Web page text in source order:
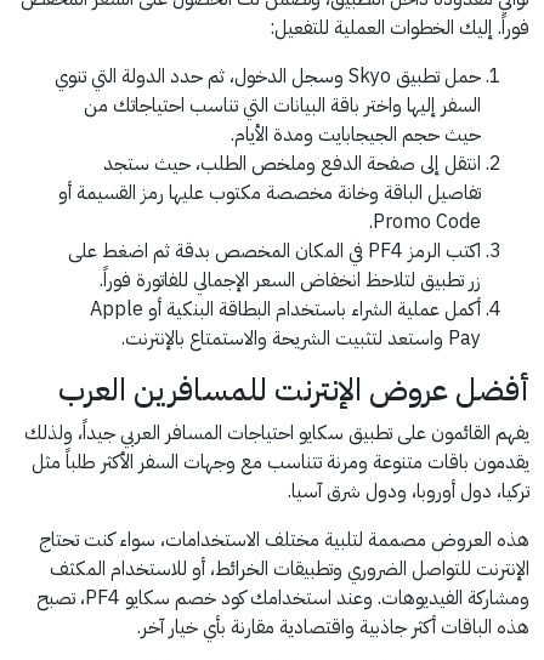
فوراً. إليك الخطوات العملية للتفعيل:
حمل تطبيق Skyo وسجل الدخول، ثم حدد الدولة التي تنوي
السفر إليها واختر باقة البيانات التي تناسب احتياجاتك من
حيث حجم الجيجابايت ومدة الأيام.
انتقل إلى صفحة الدفع وملخص الطلب، حيث ستجد
تفاصيل الباقة وخانة مخصصة مكتوب عليها رمز القسيمة أو
Promo Code.
اكتب الرمز PF4 في المكان المخصص بدقة ثم اضغط على
زر تطبيق لتلاحظ انخفاض السعر الإجمالي للفاتورة فوراً.
أكمل عملية الشراء باستخدام البطاقة البنكية أو Apple
Pay واستعد لتثبيت الشريحة والاستمتاع بالإنترنت.
أفضل عروض الإنترنت للمسافرين العرب
يفهم القائمون على تطبيق سكايو احتياجات المسافر العربي جيداً، ولذلك
يقدمون باقات متنوعة ومرنة تتناسب مع وجهات السفر الأكثر طلباً مثل
تركيا، دول أوروبا، ودول شرق آسيا.
هذه العروض مصممة لتلبية مختلف الاستخدامات، سواء كنت تحتاج
الإنترنت للتواصل الضروري وتطبيقات الخرائط، أو للاستخدام المكثف
ومشاركة الفيديوهات. وعند استخدامك كود خصم سكايو PF4، تصبح
هذه الباقات أكثر جاذبية واقتصادية مقارنة بأي خيار آخر.